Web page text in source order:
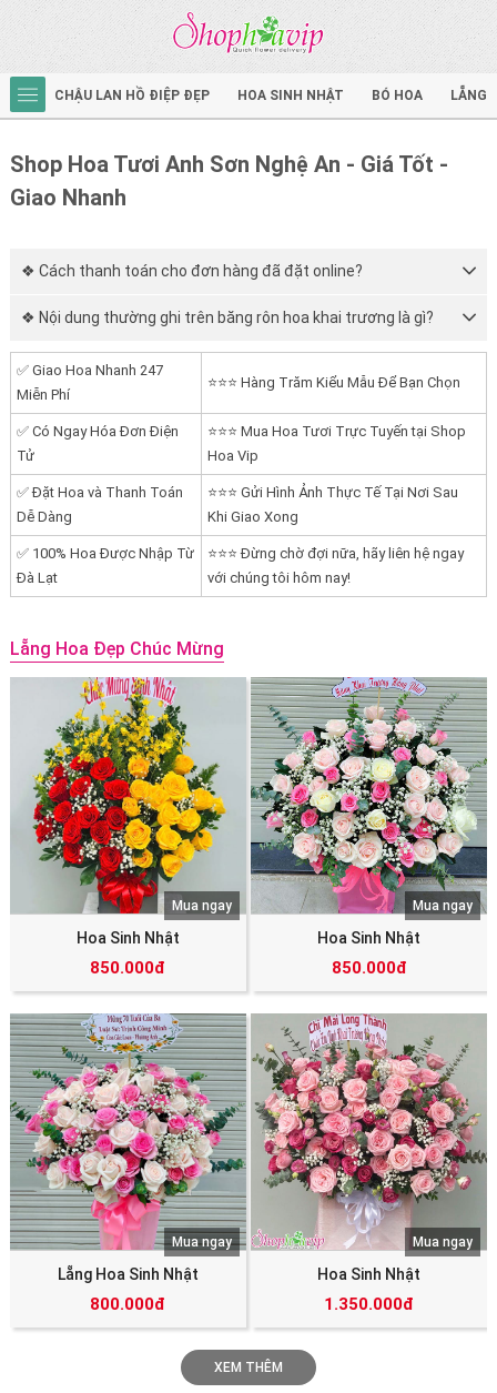
CHẬU LAN HỒ ĐIỆP ĐẸP HOA SINH NHẬT BÓ HOA LẴNG
Shop Hoa Tươi Anh Sơn Nghệ An - Giá Tốt -
Giao Nhanh
❖ Cách thanh toán cho đơn hàng đã đặt online?
❖ Nội dung thường ghi trên băng rôn hoa khai trương là gì?
✅ Giao Hoa Nhanh 247
Miễn Phí
⭐⭐⭐ Hàng Trăm Kiểu Mẫu Để Bạn Chọn
✅ Có Ngay Hóa Đơn Điện
Tử
⭐⭐⭐ Mua Hoa Tươi Trực Tuyến tại Shop
Hoa Vip
✅ Đặt Hoa và Thanh Toán
Dễ Dàng
⭐⭐⭐ Gửi Hình Ảnh Thực Tế Tại Nơi Sau
Khi Giao Xong
✅ 100% Hoa Được Nhập Từ
Đà Lạt
⭐⭐⭐ Đừng chờ đợi nữa, hãy liên hệ ngay
với chúng tôi hôm nay!
Lẵng Hoa Đẹp Chúc Mừng
Hoa Sinh Nhật
850.000đ
Mua ngay
Hoa Sinh Nhật
850.000đ
Mua ngay
Lẵng Hoa Sinh Nhật
800.000đ
Mua ngay
Hoa Sinh Nhật
1.350.000đ
Mua ngay
XEM THÊM